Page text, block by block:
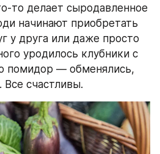
то делает сыродавленное
начинают приобретать
у друга или даже просто
уродилось клубники с
помидор — обменялись,
Все счастливы.